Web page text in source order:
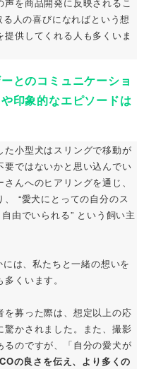
を商品開発に反映されるこ
人の喜びになればという想
供してくれる人も多くいま
とのコミュニケーショ
印象的なエピソードは
小型犬はスリングで移動が
ではないかと思い込んでい
んへのヒアリングを通じ、
“愛犬にとっての自分のス
由でいられる” という飼い主
は、私たちと一緒の想いを
くいます。
募った際は、想定以上の応
かされました。また、撮影
のですが、「自分の愛犬が
の良さを伝え、より多くの